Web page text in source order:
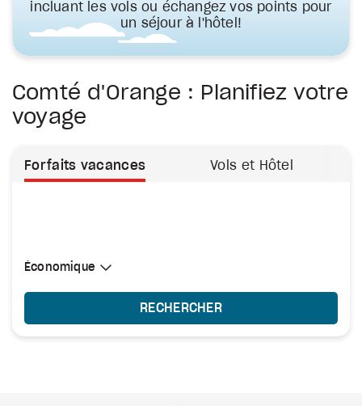
incluant les vols ou échangez vos points pour
un séjour à l'hôtel!
Comté d'Orange : Planifiez votre
voyage
Forfaits vacances Vols et Hôtel
Sélectionner une cabine
Économique
Économique
RECHERCHER